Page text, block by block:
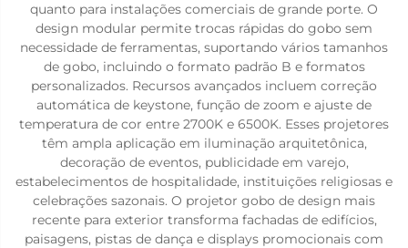
quanto para instalações comerciais de grande porte. O
design modular permite trocas rápidas do gobo sem
necessidade de ferramentas, suportando vários tamanhos
de gobo, incluindo o formato padrão B e formatos
personalizados. Recursos avançados incluem correção
automática de keystone, função de zoom e ajuste de
temperatura de cor entre 2700K e 6500K. Esses projetores
têm ampla aplicação em iluminação arquitetônica,
decoração de eventos, publicidade em varejo,
estabelecimentos de hospitalidade, instituições religiosas e
celebrações sazonais. O projetor gobo de design mais
recente para exterior transforma fachadas de edifícios,
paisagens, pistas de dança e displays promocionais com